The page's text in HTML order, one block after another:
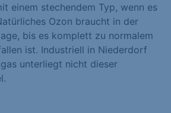
einem stechendem Typ, wenn es
Ozon braucht in der
bis es komplett zu normalem
ist. Industriell in Niederdorf
unterliegt nicht dieser